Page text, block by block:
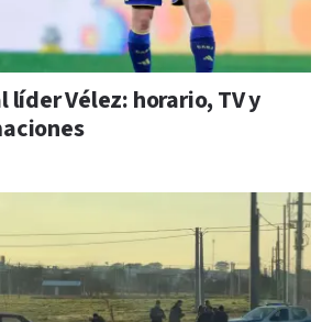
líder Vélez: horario, TV y